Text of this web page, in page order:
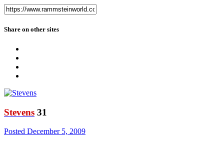
Share on other sites
Stevens 31
Posted December 5, 2009